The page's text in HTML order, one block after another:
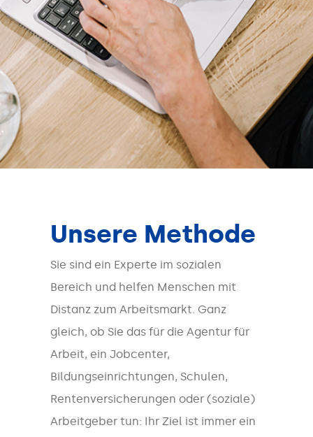
Unsere Methode
Sie sind ein Experte im sozialen
Bereich und helfen Menschen mit
Distanz zum Arbeitsmarkt. Ganz
gleich, ob Sie das für die Agentur für
Arbeit, ein Jobcenter,
Bildungseinrichtungen, Schulen,
Rentenversicherungen oder (soziale)
Arbeitgeber tun: Ihr Ziel ist immer ein